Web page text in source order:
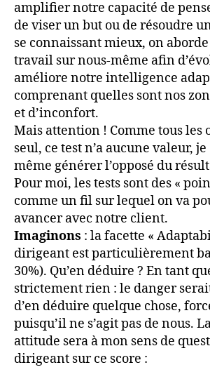
amplifier notre capacité de
de viser un but ou de résoudre
se connaissant mieux, on
travail sur nous-même afin
améliore notre intelligence
comprenant quelles sont nos
et d’inconfort.
Mais attention ! Comme tous les
seul, ce test n’a aucune valeur,
même générer l’opposé du
Pour moi, les tests sont des «
comme un fil sur lequel on va
avancer avec notre client.
Imaginons : la facette «
dirigeant est particulièrement
30%). Qu’en déduire ? En tant
strictement rien : le danger
d’en déduire quelque chose,
puisqu’il ne s’agit pas de nous.
attitude sera à mon sens de
dirigeant sur ce score :